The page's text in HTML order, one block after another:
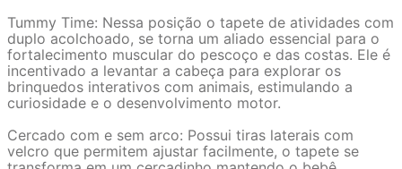
Tummy Time: Nessa posição o tapete de atividades com
duplo acolchoado, se torna um aliado essencial para o
fortalecimento muscular do pescoço e das costas. Ele é
incentivado a levantar a cabeça para explorar os
brinquedos interativos com animais, estimulando a
curiosidade e o desenvolvimento motor.
Cercado com e sem arco: Possui tiras laterais com
velcro que permitem ajustar facilmente, o tapete se